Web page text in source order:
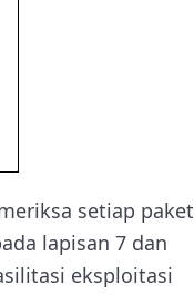
setiap paket
lapisan 7 dan
eksploitasi